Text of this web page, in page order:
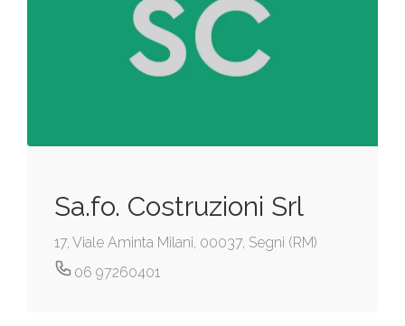
Sa.fo. Costruzioni Srl
17, Viale Aminta Milani, 00037, Segni (RM)
06 97260401